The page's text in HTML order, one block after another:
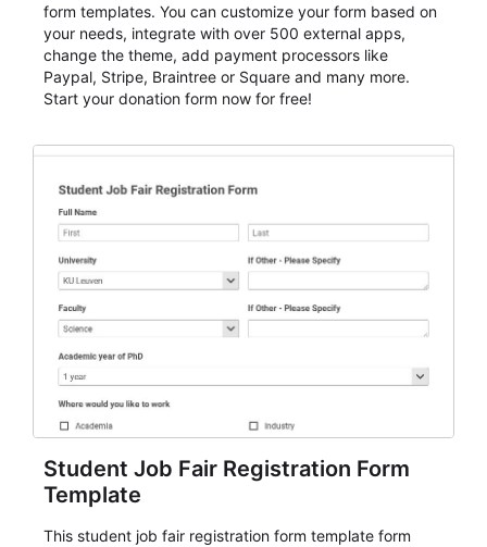
form templates. You can customize your form based on
your needs, integrate with over 500 external apps,
change the theme, add payment processors like
Paypal, Stripe, Braintree or Square and many more.
Start your donation form now for free!
Student Job Fair Registration Form
Template
This student job fair registration form template form